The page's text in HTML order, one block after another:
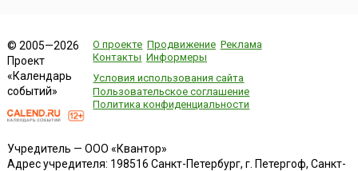
© 2005—2026
Проект
«Календарь
событий»
О проекте Продвижение Реклама
Контакты Информеры
Условия использования сайта
Пользовательское соглашение
Политика конфиденциальности
Учредитель — ООО «Квантор»
Адрес учредителя: 198516 Санкт-Петербург, г. Петергоф, Санкт-